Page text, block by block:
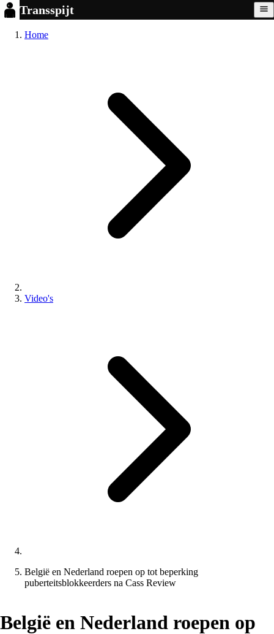
Transspijt
Home
Video's
België en Nederland roepen op tot beperking
puberteitsblokkeerders na Cass Review
België en Nederland roepen op